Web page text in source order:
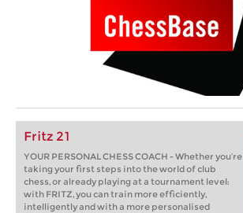
Fritz 21
YOUR PERSONAL CHESS COACH - Whether you’re
taking your first steps into the world of club
chess, or already playing at a tournament level:
with FRITZ, you can train more efficiently,
intelligently and with a more personalised